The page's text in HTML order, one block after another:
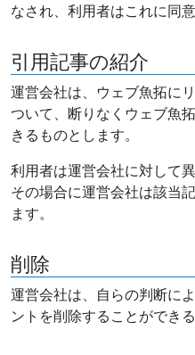
なされ、利用者はこれに同意
引用記事の紹介
運営会社は、ウェブ魚拓に
ついて、断りなくウェブ魚
きるものとします。
利用者は運営会社に対して
その場合に運営会社は該当
ます。
削除
運営会社は、自らの判断に
ントを削除することができ